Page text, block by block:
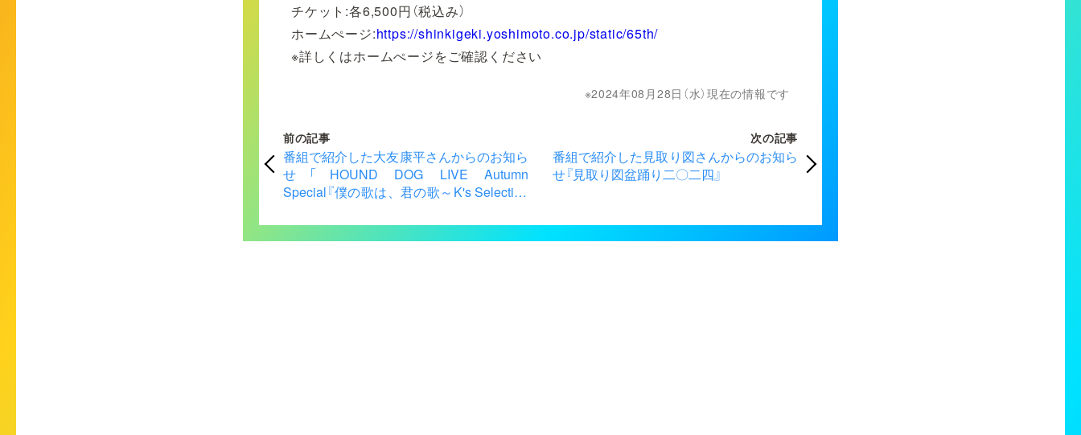
チケット:各6,500円（税込み）
ホームぺージ:https://shinkigeki.yoshimoto.co.jp/static/65th/
※詳しくはホームぺージをご確認ください
2024年08月28日（水）現在の情報です
前の記事
番組で紹介した大友康平さんからのお知ら
せ「HOUND DOG LIVE Autumn
Special『僕の歌は、君の歌～K's Selection
次の記事
番組で紹介した見取り図さんからのお知ら
せ『見取り図盆踊り二〇二四』